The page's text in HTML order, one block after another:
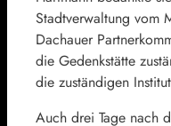
Stadtverwaltung vom
Dachauer
die Gedenkstätte
die zuständigen
Auch drei Tage nach